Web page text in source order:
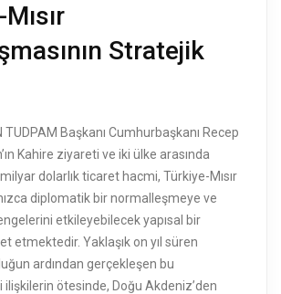
Stratejik
TUDPAM Başkanı Cumhurbaşkanı Recep
Kahire ziyareti ve iki ülke arasında
dolarlık ticaret hacmi, Türkiye-Mısır
diplomatik bir normalleşmeye ve
etkileyebilecek yapısal bir
etmektedir. Yaklaşık on yıl süren
ardından gerçekleşen bu
ilişkilerin ötesinde, Doğu Akdeniz’den